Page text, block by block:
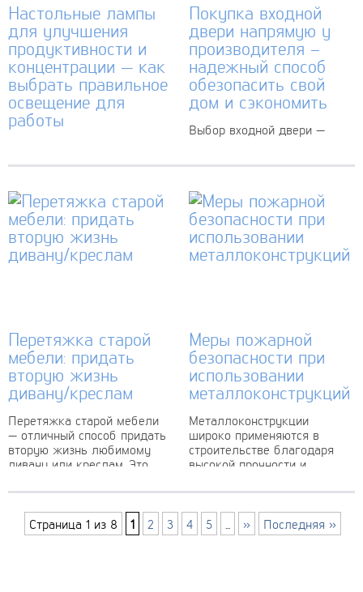
Настольные лампы
для улучшения
продуктивности и
концентрации — как
выбрать правильное
освещение для
работы
освещения для рабочего
пути к повышению
эффективности и
концентрации внимания.
Современные настольные
лампы обладают широким
спектром функций,
Покупка входной
двери напрямую у
производителя –
надежный способ
обезопасить свой
дом и сэкономить
Выбор входной двери —
Чтобы быть уверенным в
качестве и долговечности
двери, лучше всего
приобрести...
Перетяжка старой
мебели: придать
вторую жизнь
дивану/креслам
Перетяжка старой мебели
— отличный способ придать
вторую жизнь любимому
дивану или креслам. Это
интерьер, не тратя больших
мебели....
Меры пожарной
безопасности при
использовании
металлоконструкций
Металлоконструкции
широко применяются в
строительстве благодаря
высокой прочности и
металл обладает высокой
возгорании быстро
нагревается, теряя несущую
Страница 1 из 8 1 2 3 4 5 » Последняя »